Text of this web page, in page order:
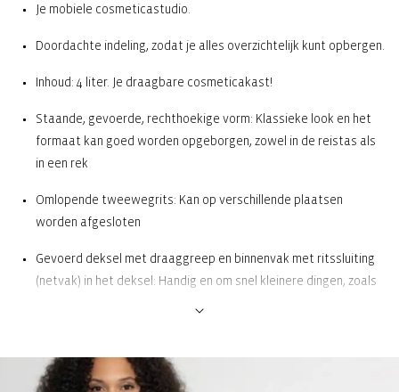
Je mobiele cosmeticastudio.
Doordachte indeling, zodat je alles overzichtelijk kunt opbergen.
Inhoud: 4 liter. Je draagbare cosmeticakast!
Staande, gevoerde, rechthoekige vorm: Klassieke look en het
formaat kan goed worden opgeborgen, zowel in de reistas als
in een rek
Omlopende tweewegrits: Kan op verschillende plaatsen
worden afgesloten
Gevoerd deksel met draaggreep en binnenvak met ritssluiting
(netvak) in het deksel: Handig en om snel kleinere dingen, zoals
netvakken aan de zijkant en 1 binnenvak met ritssluiting:
Perfect voor potjes, tubes etc.